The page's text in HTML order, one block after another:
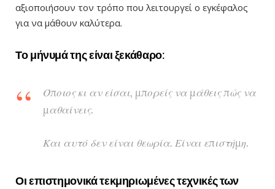
αξιοποιήσουν τον τρόπο που λειτουργεί ο εγκέφαλος
για να μάθουν καλύτερα.
Το μήνυμά της είναι ξεκάθαρο:
Όποιος κι αν είσαι, μπορείς να μάθεις πώς να
μαθαίνεις.
Και αυτό δεν είναι θεωρία. Είναι επιστήμη.
Οι επιστημονικά τεκμηριωμένες τεχνικές των